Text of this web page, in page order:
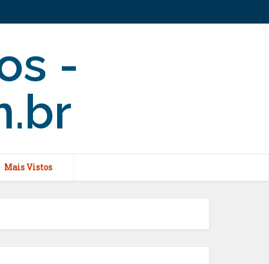
Mais Vistos